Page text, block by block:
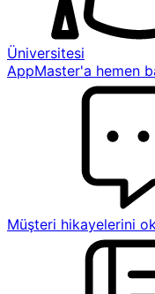
Üniversitesi
AppMaster'a hemen
Müşteri hikayelerini